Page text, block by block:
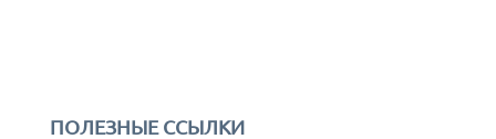
ПОЛЕЗНЫЕ ССЫЛКИ